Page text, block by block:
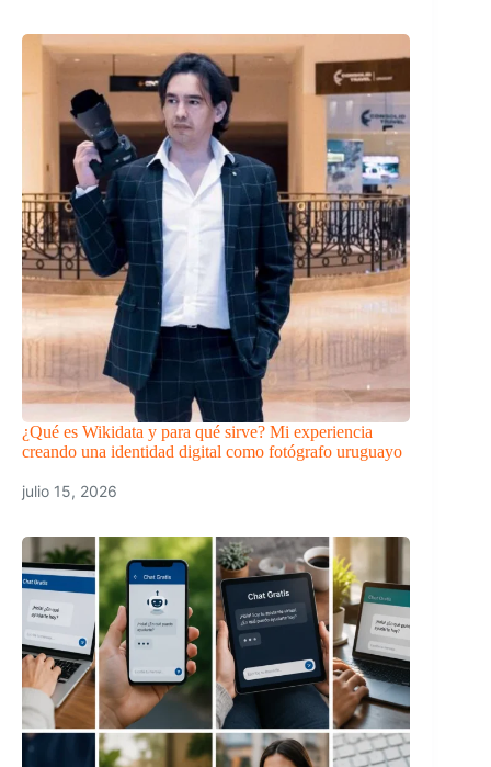
¿Qué es Wikidata y para qué sirve? Mi experiencia
creando una identidad digital como fotógrafo uruguayo
julio 15, 2026